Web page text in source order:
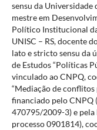
sensu da Universidade
mestre em
Político Institucional
UNISC – RS, docente
lato e stricto sensu da
de Estudos “Políticas
vinculado ao CNPQ,
“Mediação de conflitos
financiado pelo CNPQ
470795/2009-3) e pela
processo 0901814),